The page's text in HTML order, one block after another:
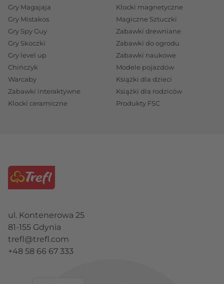
które stymulują zmysły i motorykę, miękkie
pluszaki, które zapewniają poczucie
bezpieczeństwa, oraz zabawki Hape i interaktywne,
które angażują maluchy i zachęcają do odkrywania
świata. Każdy produkt jest starannie wykonany z
bezpiecznych materiałów, które są przyjazne dla
wrażliwej skóry niemowląt. Znajdź idealnezabawki
dla niemowlaka
, które zapewnią Twojemu dziecku
Gry Magajaja
Gry Mistakos
Gry Spy Guy
Gry Skoczki
Gry level up
Chińczyk
Warcaby
Zabawki interaktywne
Klocki ceramiczne
Klocki magnetyczne
Magiczne Sztuczki
Zabawki drewniane
Zabawki do ogrodu
Zabawki naukowe
Modele pojazdów
Książki dla dzieci
Książki dla rodziców
Produkty FSC
ul. Kontenerowa 25
81-155 Gdynia
trefl@trefl.com
+48 58 66 67 333